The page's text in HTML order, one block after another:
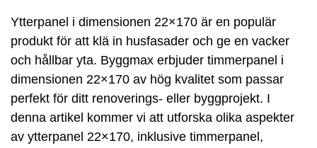
Ytterpanel i dimensionen 22×170 är en populär
produkt för att klä in husfasader och ge en vacker
och hållbar yta. Byggmax erbjuder timmerpanel i
dimensionen 22×170 av hög kvalitet som passar
perfekt för ditt renoverings- eller byggprojekt. I
denna artikel kommer vi att utforska olika aspekter
av ytterpanel 22×170, inklusive timmerpanel,